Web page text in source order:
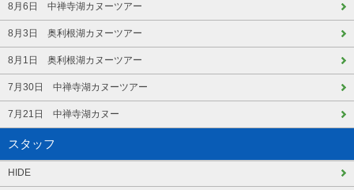
8月6日 中禅寺湖カヌーツアー
8月3日 奥利根湖カヌーツアー
8月1日 奥利根湖カヌーツアー
7月30日 中禅寺湖カヌーツアー
7月21日 中禅寺湖カヌー
スタッフ
HIDE